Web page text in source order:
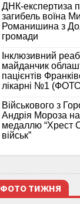
ДНК-експертиза
загибель воїна
Романишина з
громади
Інклюзивний
майданчик
пацієнтів
лікарні №1
Військового з
Андрія Мороза
медаллю “Хрест
військ”
ФОТО ТИЖНЯ